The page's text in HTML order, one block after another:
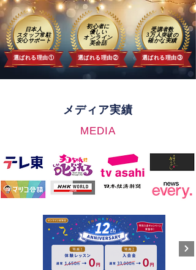
選ばれる理由①
日本人
スタッフ常駐
​安心サポート
初心者に
優しい
​オンライン
英会話
選ばれる理由② 選ばれる理由③
受講者数
3万人突破の
確かな実績
メディア実績
MEDIA